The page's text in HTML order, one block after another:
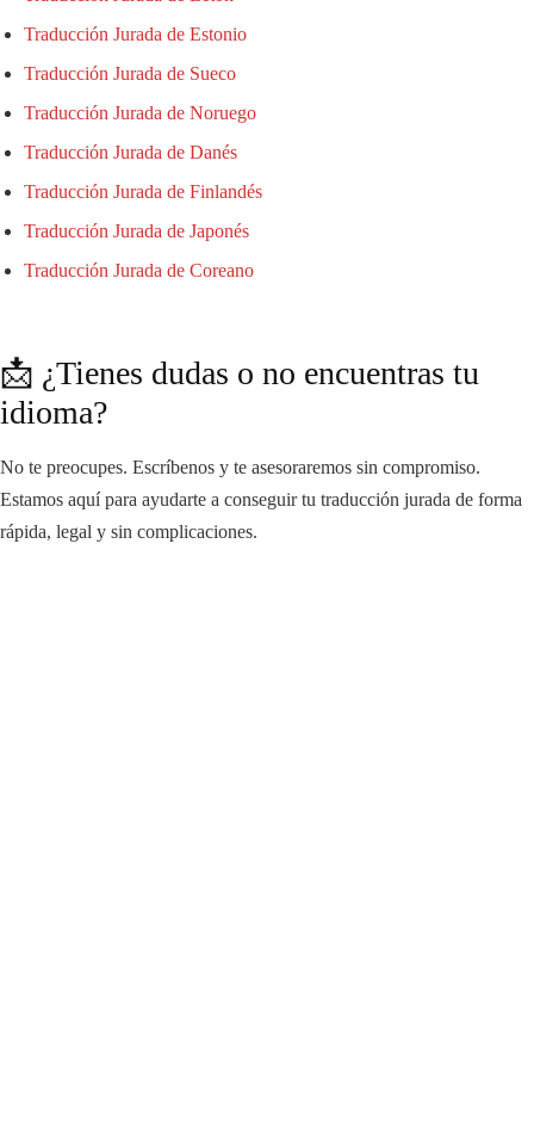
Traducción Jurada de Estonio
Traducción Jurada de Sueco
Traducción Jurada de Noruego
Traducción Jurada de Danés
Traducción Jurada de Finlandés
Traducción Jurada de Japonés
Traducción Jurada de Coreano
📩 ¿Tienes dudas o no encuentras tu
idioma?
No te preocupes. Escríbenos y te asesoraremos sin compromiso.
Estamos aquí para ayudarte a conseguir tu traducción jurada de forma
rápida, legal y sin complicaciones.